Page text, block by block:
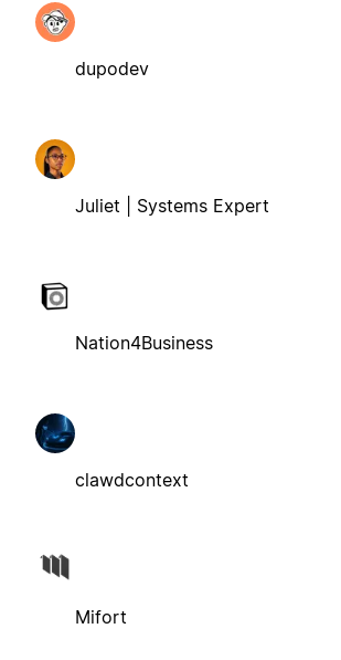
dupodev
Juliet | Systems Expert
Nation4Business
clawdcontext
Mifort